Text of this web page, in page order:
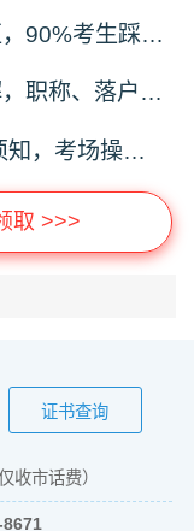
软考高项零基础常见备考误区，90%考生踩坑的失分问题
软考高项证书完整含金量拆解，职称、落户、补贴、投标全用途
2027年软考高项机考全流程须知，考场操作、时间分配、答题禁忌
取 >>>
证书查询
仅收市话费）